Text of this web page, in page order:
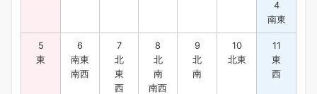
4
南東
5
東
6
南東
南西
7
北
東
西
8
北
南
南西
9
北
南
10
北東
11
東
西